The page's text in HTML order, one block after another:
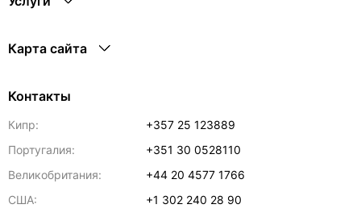
Карта сайта
Контакты
Кипр:
+357 25 123889
Португалия:
+351 30 0528110
Великобритания:
+44 20 4577 1766
США:
+1 302 240 28 90